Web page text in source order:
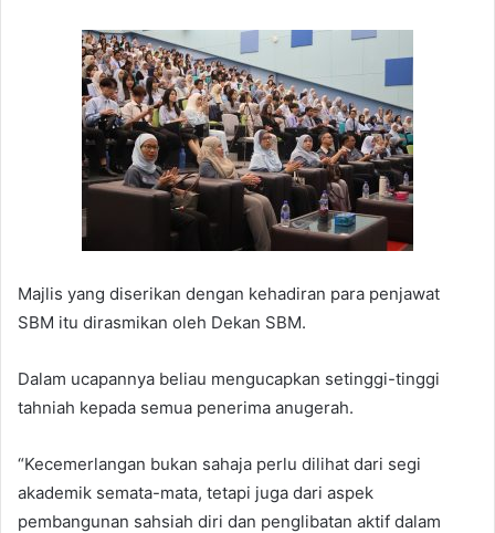
Majlis yang diserikan dengan kehadiran para penjawat
SBM itu dirasmikan oleh Dekan SBM.
Dalam ucapannya beliau mengucapkan setinggi-tinggi
tahniah kepada semua penerima anugerah.
“Kecemerlangan bukan sahaja perlu dilihat dari segi
akademik semata-mata, tetapi juga dari aspek
pembangunan sahsiah diri dan penglibatan aktif dalam